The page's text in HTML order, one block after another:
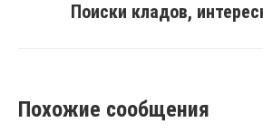
Next
Поиски кладов,
Похожие сообщения